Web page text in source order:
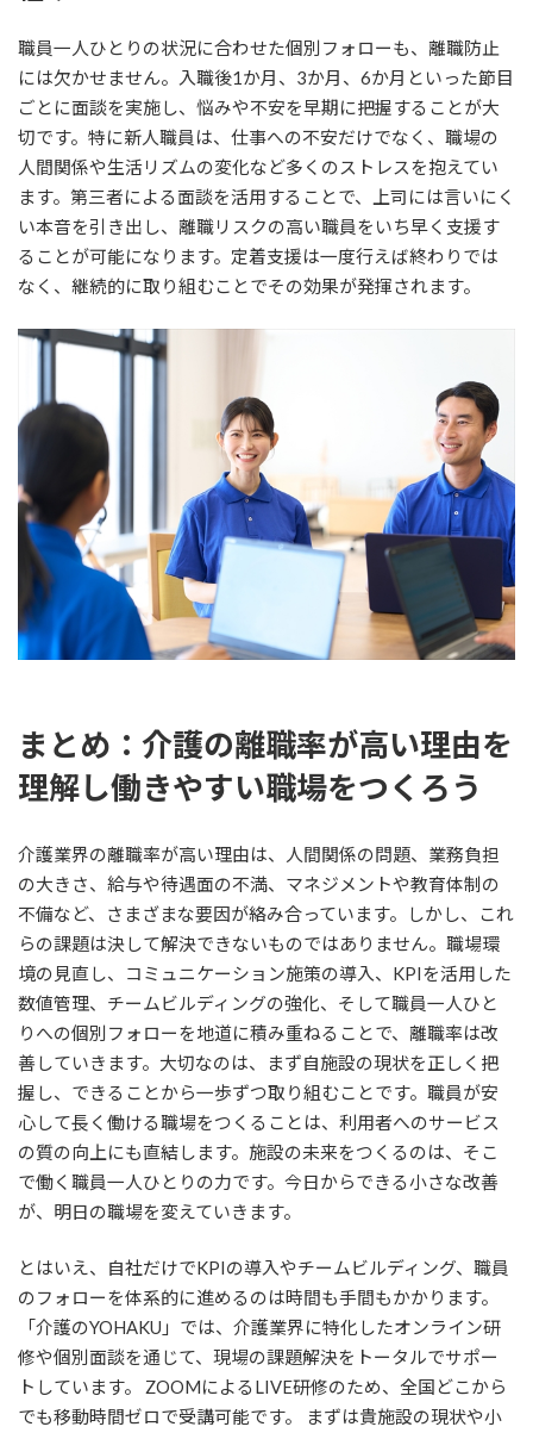
職員一人ひとりの状況に合わせた個別フォローも、離職防止
には欠かせません。入職後1か月、3か月、6か月といった節目
ごとに面談を実施し、悩みや不安を早期に把握することが大
切です。特に新人職員は、仕事への不安だけでなく、職場の
人間関係や生活リズムの変化など多くのストレスを抱えてい
ます。第三者による面談を活用することで、上司には言いにく
い本音を引き出し、離職リスクの高い職員をいち早く支援す
ることが可能になります。定着支援は一度行えば終わりでは
なく、継続的に取り組むことでその効果が発揮されます。
まとめ：介護の離職率が高い理由を
理解し働きやすい職場をつくろう
介護業界の離職率が高い理由は、人間関係の問題、業務負担
の大きさ、給与や待遇面の不満、マネジメントや教育体制の
不備など、さまざまな要因が絡み合っています。しかし、これ
らの課題は決して解決できないものではありません。職場環
境の見直し、コミュニケーション施策の導入、KPIを活用した
数値管理、チームビルディングの強化、そして職員一人ひと
りへの個別フォローを地道に積み重ねることで、離職率は改
善していきます。大切なのは、まず自施設の現状を正しく把
握し、できることから一歩ずつ取り組むことです。職員が安
心して長く働ける職場をつくることは、利用者へのサービス
の質の向上にも直結します。施設の未来をつくるのは、そこ
で働く職員一人ひとりの力です。今日からできる小さな改善
が、明日の職場を変えていきます。
とはいえ、自社だけでKPIの導入やチームビルディング、職員
のフォローを体系的に進めるのは時間も手間もかかります。
「介護のYOHAKU」では、介護業界に特化したオンライン研
修や個別面談を通じて、現場の課題解決をトータルでサポー
トしています。 ZOOMによるLIVE研修のため、全国どこから
でも移動時間ゼロで受講可能です。 まずは貴施設の現状や小